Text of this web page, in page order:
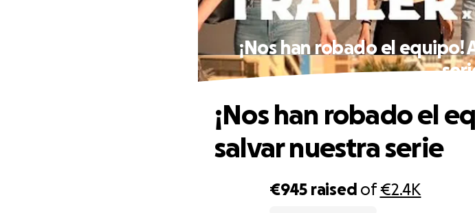
¡Nos han robado el equipo!
€945 raised of€2.4K
¡Nos han robado el
salvar nuestra serie